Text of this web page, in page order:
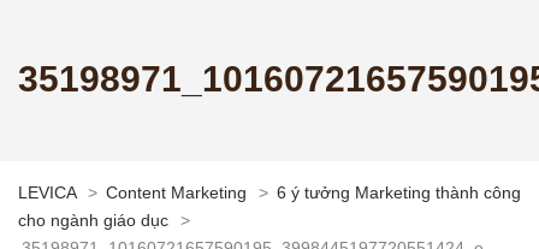
LEVICA > Content Marketing > 6 ý tưởng Marketing thành công
cho ngành giáo dục
>